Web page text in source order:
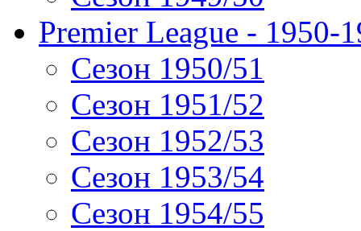
Premier League - 1950-
Сезон 1950/51
Сезон 1951/52
Сезон 1952/53
Сезон 1953/54
Сезон 1954/55